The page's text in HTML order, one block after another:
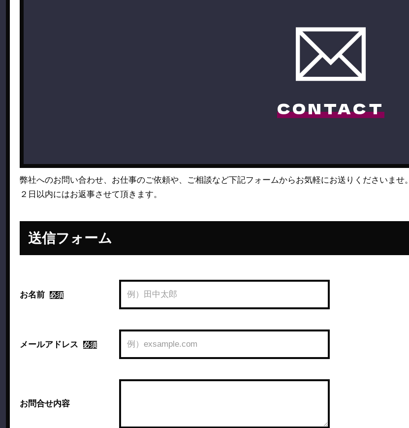
CONTACT
弊社へのお問い合わせ、お仕事のご依頼や、ご相談など下記フォームからお気軽にお送りくださいませ。
２日以内にはお返事させて頂きます。
送信フォーム
お名前 必須
メールアドレス 必須
お問合せ内容